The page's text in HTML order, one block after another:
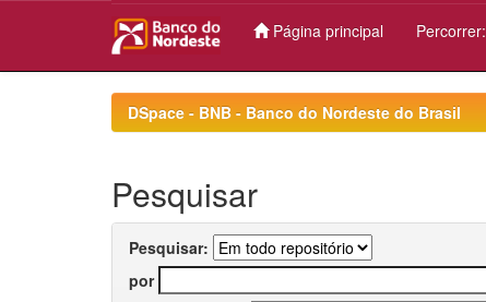
Página principal Percorrer:
DSpace - BNB - Banco do Nordeste do Brasil
Pesquisar
Pesquisar:
por